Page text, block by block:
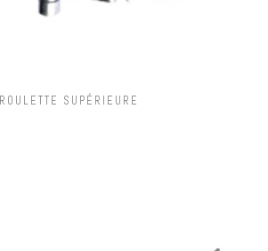
ROULETTE SUPÉRIEURE